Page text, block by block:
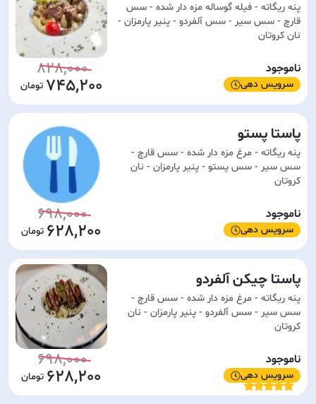
پنه ریگاته - فیله گوساله مزه دار شده - سس
قارچ - سس سیر - سس آلفردو - پنیر پارمزان -
نان کروتان
ناموجود
سرویس دهی
828,000
745,200
پاستا پستو
پنه ریگاته - مرغ مزه دار شده - سس قارچ -
سس سیر - سس پستو - پنیر پارمزان - نان
کروتان
ناموجود
سرویس دهی
698,000
628,200
پاستا چیکن آلفردو
پنه ریگاته - مرغ مزه دار شده - سس قارچ -
سس سیر - سس آلفردو - پنیر پارمزان - نان
کروتان
ناموجود
سرویس دهی
698,000
628,200